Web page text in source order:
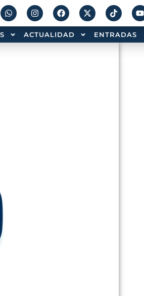
ACTUALIDAD ENTRADAS